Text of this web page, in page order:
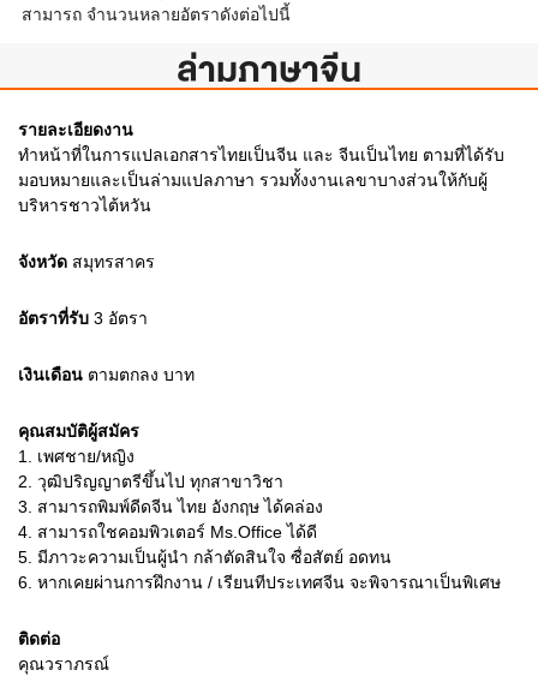
สามารถ จำนวนหลายอัตราดังต่อไปนี้
ล่ามภาษาจีน
รายละเอียดงาน
ทำหน้าที่ในการแปลเอกสารไทยเป็นจีน และ จีนเป็นไทย ตามที่ได้รับ
มอบหมายและเป็นล่ามแปลภาษา รวมทั้งงานเลขาบางส่วนให้กับผู้
บริหารชาวไต้หวัน
จังหวัด สมุทรสาคร
อัตราที่รับ 3 อัตรา
เงินเดือน ตามตกลง บาท
คุณสมบัติผู้สมัคร
1.
เพศชาย/หญิง
2. วุฒิปริญญาตรีขึ้นไป ทุกสาขาวิชา
3.
สามารถพิมพ์ดีดจีน ไทย อังกฤษ ได้คล่อง
4. สามารถใชคอมพิวเตอร์ Ms.Office ได้ดี
5. มีภาวะความเป็นผู้นำ กล้าตัดสินใจ ซื่อสัตย์ อดทน
6. หากเคยผ่านการฝึกงาน / เรียนทีประเทศจีน จะพิจารณาเป็นพิเศษ
ติดต่อ
คุณวราภรณ์